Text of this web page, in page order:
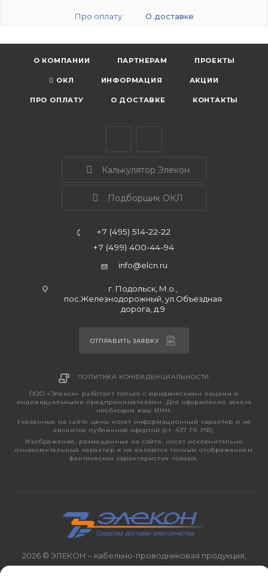
Про оплату О доставке
О КОМПАНИИ ПАРТНЕРАМ ПРОЕКТЫ
ОКЛ ИНФОРМАЦИЯ АКЦИИ
ПРО ОПЛАТУ О ДОСТАВКЕ КОНТАКТЫ
Калькулятор Элекон
Подборщик ОКЛ
+7 (495) 514-22-22
+7 (499) 400-44-94
info@elcn.ru
г. Подольск, М.о.,
пос.Железнодорожный, ул.Объездная
дорога, д.9
ОТПРАВИТЬ ЗАЯВКУ
ПОЛИТИКА КОНФИДЕНЦИАЛЬНОСТИ
ООО «Элекон» работает только с юридическими лицами и
индивидуальными предпринимателями. Для оформления заказа
необходим ваш ИНН.
Указанные на сайте цены носят информационный характер и не
являются публичной офертой (ст. 437 ГК РФ).
Изображения, размещенные на сайте, носят исключительно
ознакомительный характер и не являются точным отображением
фактических характеристик товара.
2026 © ЭЛЕКОН – кабельно-проводниковая продукция,
электротехническая продукция, светотехника с 1998 года.